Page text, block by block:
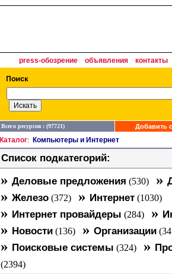
press-обозрение объявления контакты
Всего ресурсов : (97721) Добавить
Каталог: Компьютеры и Интернет
Список подкатегорий:
» Деловые предложения (530) »
» Железо (372) » Интернет (1030)
» Интернет провайдеры (284) »
» Новости (136) » Организации
» Поисковые системы (324) »
(2394)